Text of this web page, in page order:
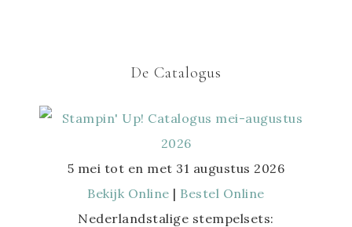
De Catalogus
5 mei tot en met 31 augustus 2026
Bekijk Online | Bestel Online
Nederlandstalige stempelsets: